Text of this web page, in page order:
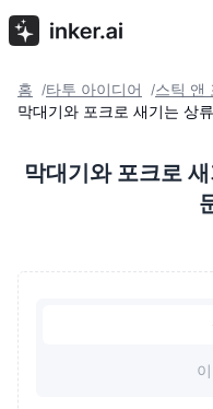
홈 /타투 아이디어 /스틱 앤
막대기와 포크로 새기는 상
막대기와 포크로